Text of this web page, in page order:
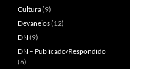
Cultura(9)
Devaneios(12)
DN (9)
DN – Publicado/Respondido
(6)